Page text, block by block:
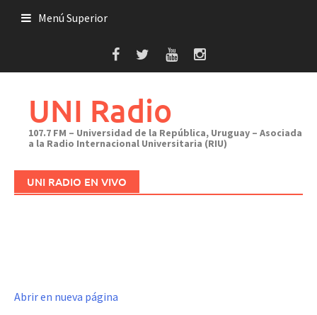
Menú Superior
UNI Radio
107.7 FM – Universidad de la República, Uruguay – Asociada
a la Radio Internacional Universitaria (RIU)
UNI RADIO EN VIVO
Abrir en nueva página